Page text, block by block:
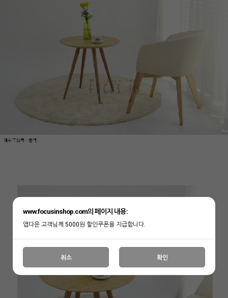
www.focusinshop.com의 페이지 내용:
앱다운 고객님께 5000원 할인쿠폰을 지급합니다.
취소 확인